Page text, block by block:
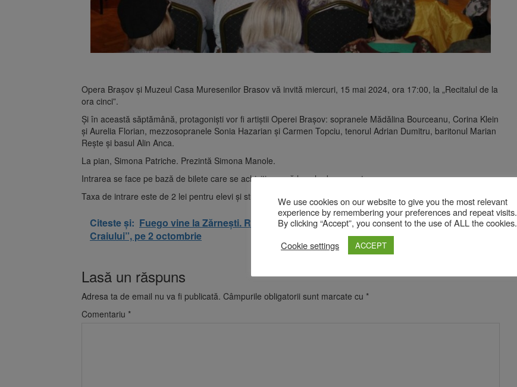
Opera Braşov şi Muzeul Casa Muresenilor Brasov vă invită miercuri, 15 mai 2024, ora 17:00, la „Recitalul de la
ora cinci”.
Şi în această săptămână, protagonişti vor fi artiștii Operei Brașov: sopranele Mădălina Bourceanu, Corina Klein
şi Aurelia Florian, mezzosopranele Sonia Hazarian şi Carmen Topciu, tenorul Adrian Dumitru, baritonul Marian
Rește și basul Alin Anca.
La pian, Simona Patriche. Prezintă Simona Manole.
Intrarea se face pe bază de bilete care se achiziționează la sala de concert.
Taxa de intrare este de 2 lei pentru elevi şi studenți, 8 lei pentru adulți şi 4 lei pentru pensionari.
Citeste și: Fuego vine la Zărnești. Recital special pe scena Festivalului „Ecoul Pietrei
Craiului”, pe 2 octombrie
Lasă un răspuns
Adresa ta de email nu va fi publicată. Câmpurile obligatorii sunt marcate cu *
Comentariu *
We use cookies on our website to give you the most relevant
experience by remembering your preferences and repeat visits.
By clicking “Accept”, you consent to the use of ALL the cookies.
Cookie settings
ACCEPT